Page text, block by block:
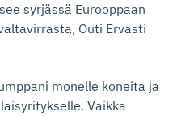
syrjässä Eurooppaan
Outi Ervasti
monelle koneita ja
Vaikka